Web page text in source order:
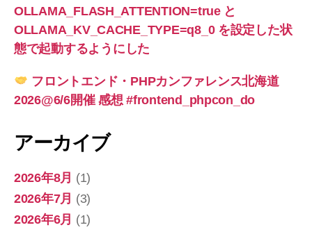
OLLAMA_FLASH_ATTENTION=true と
OLLAMA_KV_CACHE_TYPE=q8_0 を設定した状
態で起動するようにした
フロントエンド・PHPカンファレンス北海道
2026@6/6開催 感想 #frontend_phpcon_do
アーカイブ
2026年8月 (1)
2026年7月 (3)
2026年6月 (1)